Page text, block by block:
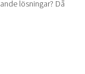
lösningar? Då